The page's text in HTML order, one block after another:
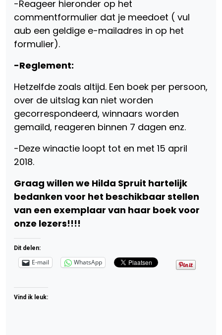
-Reageer hieronder op het
commentformulier dat je meedoet ( vul
aub een geldige e-mailadres in op het
formulier).
-Reglement:
Hetzelfde zoals altijd. Een boek per persoon,
over de uitslag kan niet worden
gecorrespondeerd, winnaars worden
gemaild, reageren binnen 7 dagen enz.
-Deze winactie loopt tot en met 15 april
2018.
Graag willen we Hilda Spruit hartelijk
bedanken voor het beschikbaar stellen
van een exemplaar van haar boek voor
onze lezers!!!!
Dit delen:
E-mail WhatsApp
Vind ik leuk: